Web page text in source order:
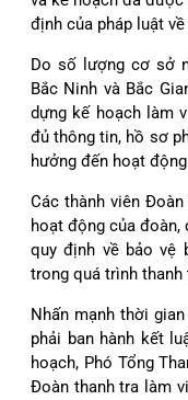
định của pháp luật
Do số lượng cơ sở
Bắc Ninh và Bắc
dựng kế hoạch làm
đủ thông tin, hồ sơ
hưởng đến hoạt
Các thành viên
hoạt động của đoàn,
quy định về bảo vệ
trong quá trình thanh
Nhấn mạnh thời
phải ban hành kết
hoạch, Phó Tổng
Đoàn thanh tra làm